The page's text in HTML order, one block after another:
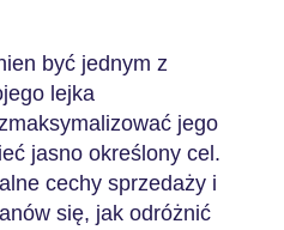
być jednym z
lejka
jego
jasno określony cel.
cechy sprzedaży i
się, jak odróżnić